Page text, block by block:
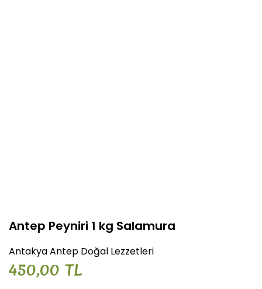
Antep Peyniri 1 kg Salamura
Antakya Antep Doğal Lezzetleri
450,00 TL